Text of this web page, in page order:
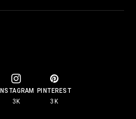
INSTAGRAM
3K
PINTEREST
3K